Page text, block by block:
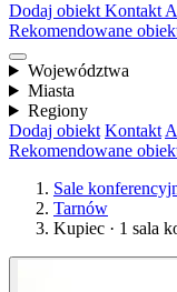
Dodaj obiekt Kontakt
Rekomendowane
Województwa
Miasta
Regiony
Dodaj obiekt Kontakt
Rekomendowane
Sale
Tarnów
Kupiec · 1 sala